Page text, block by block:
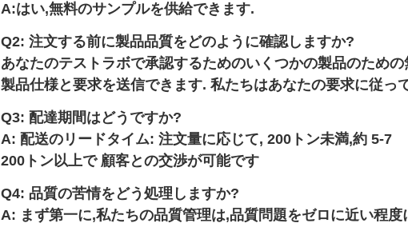
A:はい,無料のサンプルを供給できます.
Q2: 注文する前に製品品質をどのように確認しますか?
あなたのテストラボで承認するためのいくつかの製品のため
製品仕様と要求を送信できます. 私たちはあなたの要求に従っ
Q3: 配達期間はどうですか?
A: 配送のリードタイム: 注文量に応じて, 200トン未満,約 5-7
200トン以上で 顧客との交渉が可能です
Q4: 品質の苦情をどう処理しますか?
A: まず第一に,私たちの品質管理は,品質問題をゼロに近い程度